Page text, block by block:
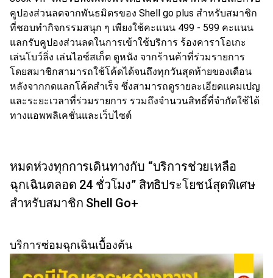
คูปองส่วนลดจากพันธมิตรของ Shell go plus สำหรับสมาชิก
ที่ชอบทำกิจกรรมสนุก ๆ เพียงใช้คะแนน 499 - 599 คะแนน
แลกรับคูปองส่วนลดในการเข้าใช้บริการ ร้องคาราโอเกะ
เล่นโบว์ลิ่ง เล่นไอซ์สเก็ต ดูหนัง จากร้านค้าที่ร่วมรายการ
โดยสมาชิกสามารถใช้โค้ดได้จนถึงทุกวันสุดท้ายของเดือน
หลังจากกดแลกโค้ดสำเร็จ ซึ่งสามารถดูรายละเอียดแคมเปญ
และระยะเวลาที่ร่วมรายการ รวมถึงจำนวนสิทธิ์ที่จำกัดใช้ได้
ทางแอพพลิเคชั่นและเว็บไซต์
หมดห่วงทุกการเดินทางกับ “บริการช่วยเหลือ
ฉุกเฉินตลอด 24 ชั่วโมง” สิทธิประโยชน์สุดพิเศษ
สำหรับสมาชิก Shell Go+
บริการซ่อมฉุกเฉินเบื้องต้น